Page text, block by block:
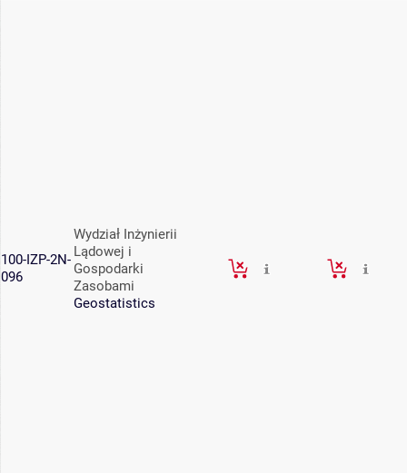
100-IZP-2N-
096
Wydział Inżynierii
Lądowej i
Gospodarki
Zasobami
Geostatistics